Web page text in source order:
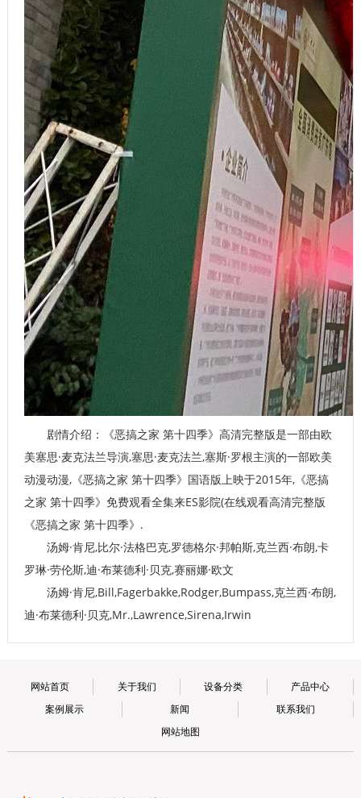
剧情介绍：《恶搞之家 第十四季》高清完整版是一部由欧
美塞思·麦克法兰导演,塞思·麦克法兰,塞斯·罗根主演的一部欧美
动漫动漫,《恶搞之家 第十四季》国语版上映于2015年,《恶搞
之家 第十四季》免费观看全集来ES影院(在线观看高清完整版
《恶搞之家 第十四季》.
汤姆·肯尼,比尔·法格巴克,罗德格尔·邦帕斯,克兰西·布朗,卡
罗琳·劳伦斯,迪·布莱德利·贝克,赛丽娜·欧文
汤姆·肯尼,Bill,Fagerbakke,Rodger,Bumpass,克兰西·布朗,
迪·布莱德利·贝克,Mr.,Lawrence,Sirena,Irwin
网站首页 关于我们 设备分类
产品中心
案例展示
新闻
联系我们
网站地图